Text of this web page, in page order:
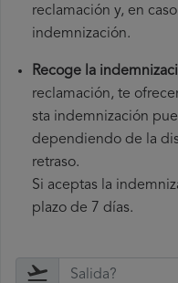
reclamación y, en
indemnización.
Recoge la
reclamación, te
sta indemnización
dependiendo de la
retraso.
Si aceptas la
plazo de 7 días.